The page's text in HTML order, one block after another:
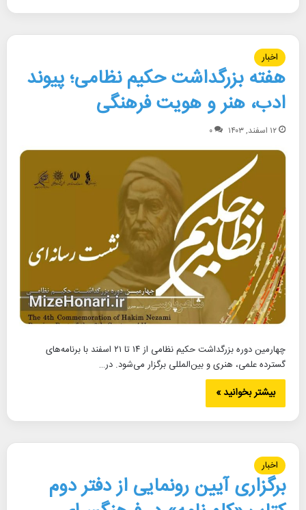
اخبار
هفته بزرگداشت حکیم نظامی؛ پیوند
ادب، هنر و هویت فرهنگی
۱۲ اسفند, ۱۴۰۳ ۰
چهارمین دوره بزرگداشت حکیم نظامی از ۱۴ تا ۲۱ اسفند با برنامه‌های
گسترده علمی، هنری و بین‌المللی برگزار می‌شود. در…
بیشتر بخوانید »
اخبار
برگزاری آیین رونمایی از دفتر دوم